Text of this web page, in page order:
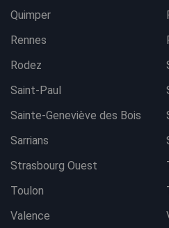
Quimper
Rennes
Rodez
Saint-Paul
Sainte-Geneviève des Bois
Sarrians
Strasbourg Ouest
Toulon
Valence